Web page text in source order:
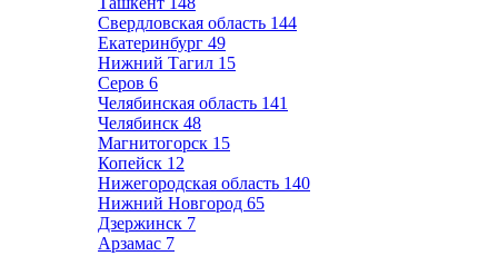
Свердловская область 144
Екатеринбург 49
Нижний Тагил 15
Серов 6
Челябинская область 141
Челябинск 48
Магнитогорск 15
Копейск 12
Нижегородская область 140
Нижний Новгород 65
Дзержинск 7
Арзамас 7